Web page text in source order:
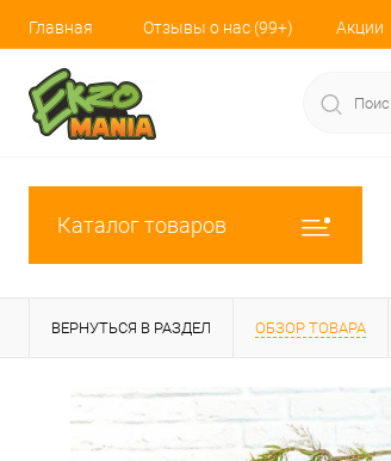
Главная Отзывы о нас (99+) Акции
Каталог товаров
ВЕРНУТЬСЯ В РАЗДЕЛ ОБЗОР ТОВАРА